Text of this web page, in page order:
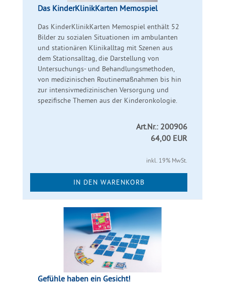
Das KinderKlinikKarten Memospiel
Das KinderKlinikKarten Memospiel enthält 52
Bilder zu sozialen Situationen im ambulanten
und stationären Klinikalltag mit Szenen aus
dem Stationsalltag, die Darstellung von
Untersuchungs- und Behandlungsmethoden,
von medizinischen Routinemaßnahmen bis hin
zur intensivmedizinischen Versorgung und
spezifische Themen aus der Kinderonkologie.
Art.Nr.: 200906
64,00 EUR
inkl. 19% MwSt.
IN DEN WARENKORB
Gefühle haben ein Gesicht!